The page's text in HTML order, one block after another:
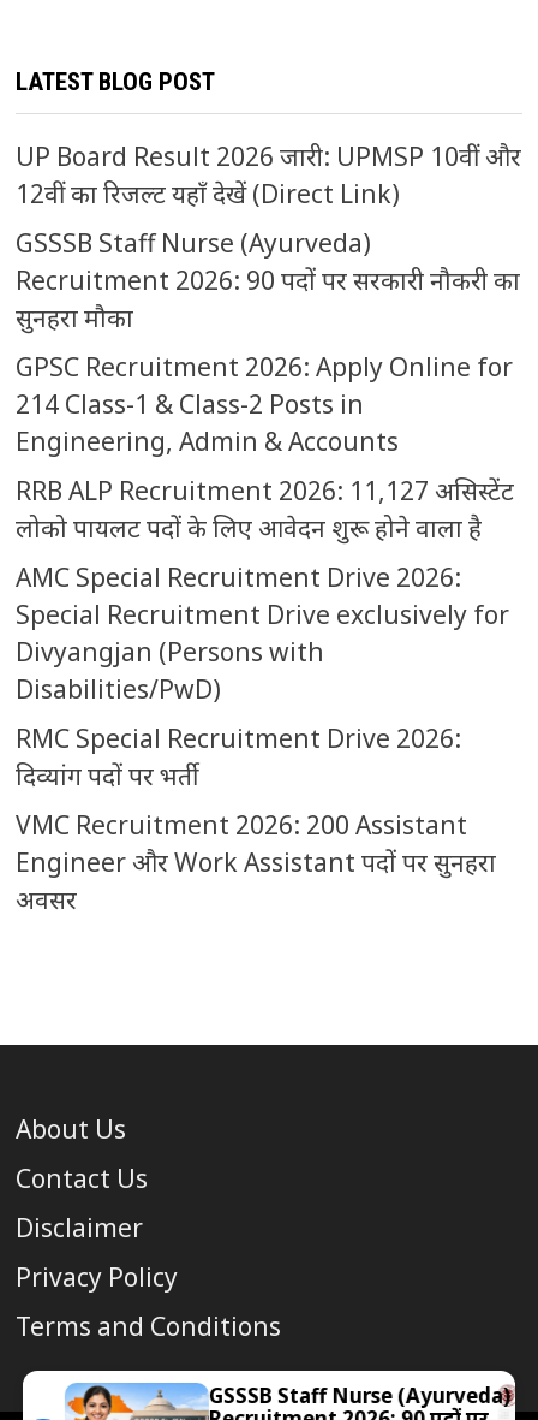
LATEST BLOG POST
UP Board Result 2026 जारी: UPMSP 10वीं और
12वीं का रिजल्ट यहाँ देखें (Direct Link)
GSSSB Staff Nurse (Ayurveda)
Recruitment 2026: 90 पदों पर सरकारी नौकरी का
सुनहरा मौका
GPSC Recruitment 2026: Apply Online for
214 Class-1 & Class-2 Posts in
Engineering, Admin & Accounts
RRB ALP Recruitment 2026: 11,127 असिस्टेंट
लोको पायलट पदों के लिए आवेदन शुरू होने वाला है
AMC Special Recruitment Drive 2026:
Special Recruitment Drive exclusively for
Divyangjan (Persons with
Disabilities/PwD)
RMC Special Recruitment Drive 2026:
दिव्यांग पदों पर भर्ती
VMC Recruitment 2026: 200 Assistant
Engineer और Work Assistant पदों पर सुनहरा
अवसर
About Us
Contact Us
Disclaimer
Privacy Policy
Terms and Conditions
GSSSB Staff Nurse (Ayurveda)